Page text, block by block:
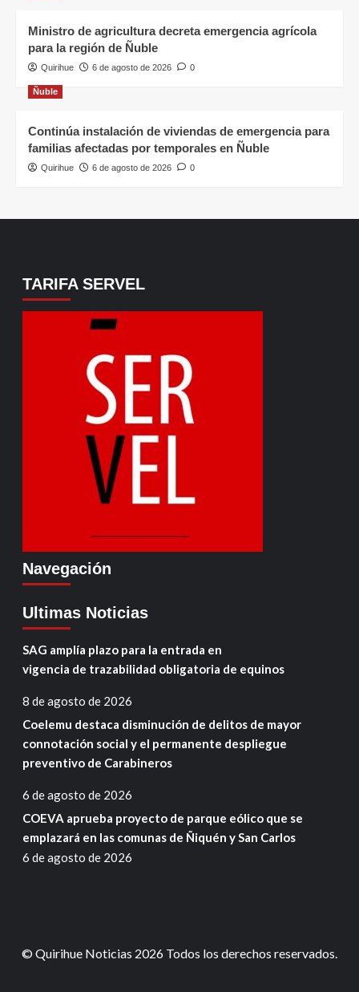
Ministro de agricultura decreta emergencia agrícola
para la región de Ñuble
Quirihue 6 de agosto de 2026 0
Ñuble
Continúa instalación de viviendas de emergencia para
familias afectadas por temporales en Ñuble
Quirihue 6 de agosto de 2026 0
TARIFA SERVEL
Navegación
Ultimas Noticias
SAG amplía plazo para la entrada en
vigencia de trazabilidad obligatoria de equinos
8 de agosto de 2026
Coelemu destaca disminución de delitos de mayor
connotación social y el permanente despliegue
preventivo de Carabineros
6 de agosto de 2026
COEVA aprueba proyecto de parque eólico que se
emplazará en las comunas de Ñiquén y San Carlos
6 de agosto de 2026